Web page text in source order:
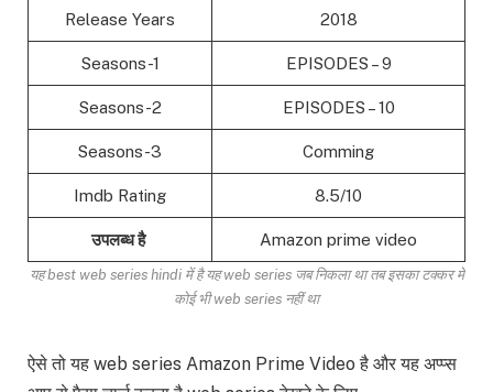
Release Years 2018
Seasons-1 EPISODES – 9
Seasons-2 EPISODES – 10
Seasons-3 Comming
Imdb Rating 8.5/10
उपलब्ध है Amazon prime video
यह best web series hindi में है यह web series जब निकला था तब इसका टक्कर में
कोई भी web series नहीं था
ऐसे तो यह web series Amazon Prime Video है और यह अप्प्स